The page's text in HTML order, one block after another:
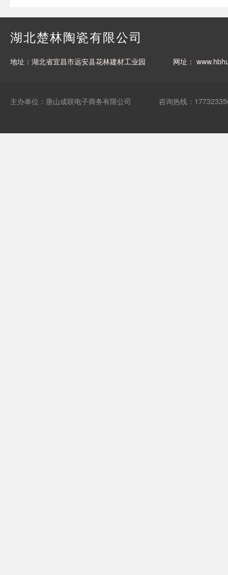
湖北楚林陶瓷有限公司
地址：湖北省宜昌市远安县花林建材工业园 网址：
主办单位：唐山成联电子商务有限公司 咨询热线：